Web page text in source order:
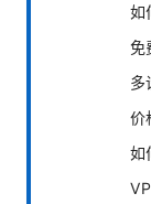
如
免
多
价
如